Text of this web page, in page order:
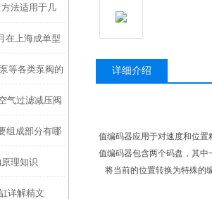
法适用于几
在上海成单型
等各类泵阀的
气过滤减压阀
组成部分有哪
理知识
详解精文
详细介绍
值编码器应用于对速度和位
值编码器包含两个码盘，其
将当前的位置转换为特殊的